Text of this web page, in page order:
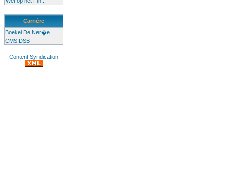
Carrière
Boekel De Ner�e
CMS DSB
Content Syndication